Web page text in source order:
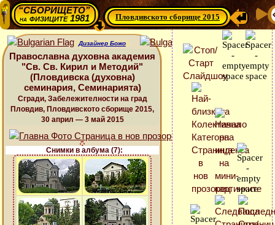
“СБОРИЩЕТО”
нафизиците 1981 Пловдивското сборище 2015
Дизайнер Божо
Православна духовна академия
"Св. Св. Кирил и Методий"
(Пловдивска (духовна)
семинария, Семинарията)
Сгради, Забележителности на град
Пловдив, Пловдивското сборище 2015,
30 април — 3 май 2015
Снимки в албума (7):